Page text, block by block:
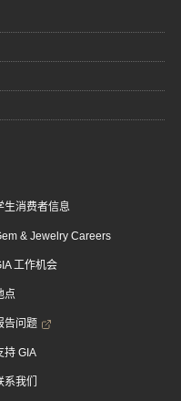
生消费者信息
& Jewelry Careers
工作机会
点
告问题
持 GIA
系我们